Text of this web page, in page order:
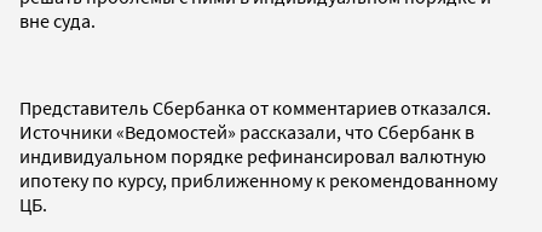
вне суда.
Представитель Сбербанка от комментариев отказался.
Источники «Ведомостей» рассказали, что Сбербанк в
индивидуальном порядке рефинансировал валютную
ипотеку по курсу, приближенному к рекомендованному
ЦБ.